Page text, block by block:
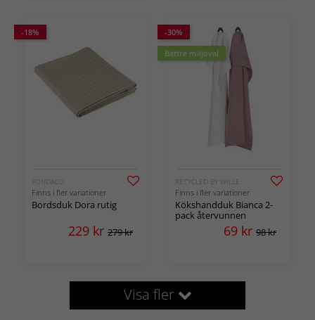
-18%
FONDACO
Finns i fler variationer
Bordsduk Dora rutig
229 kr 279 kr
-30%
Bättre miljöval
RECYCLED BY WILLE
Finns i fler variationer
Kökshandduk Bianca 2-
pack återvunnen
69 kr 98 kr
Visa fler